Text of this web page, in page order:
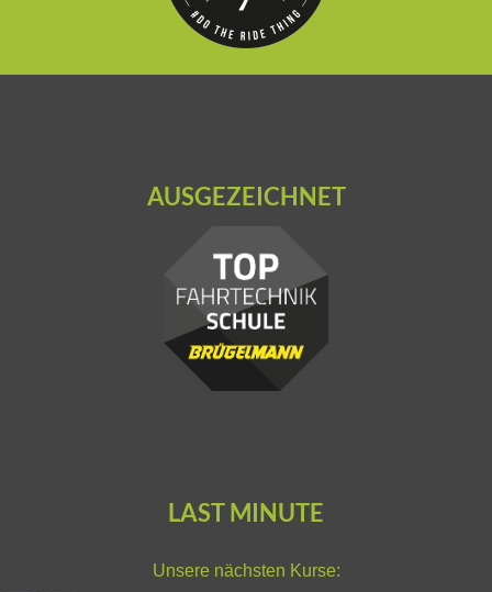
AUSGEZEICHNET
LAST MINUTE
Unsere nächsten Kurse: